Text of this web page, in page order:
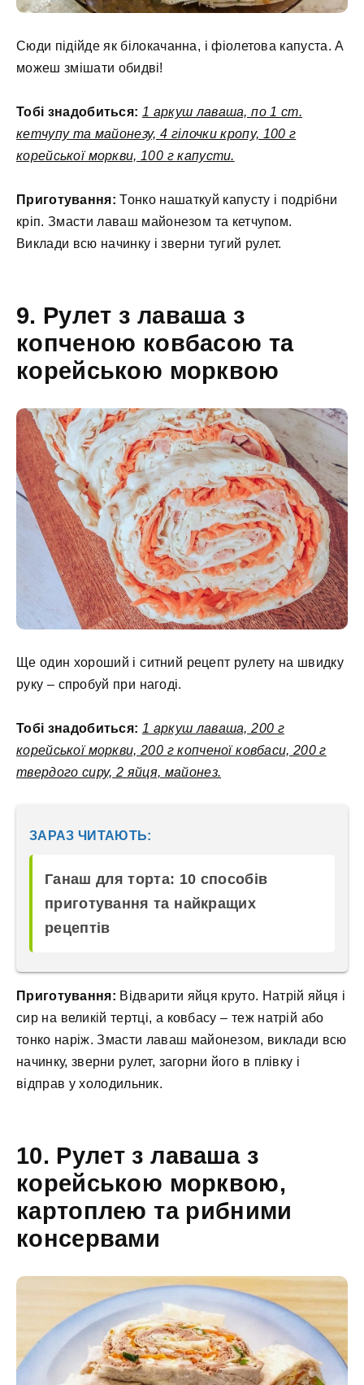
Сюди підійде як білокачанна, і фіолетова капуста. А
можеш змішати обидві!
Тобі знадобиться: 1 аркуш лаваша, по 1 ст.
кетчупу та майонезу, 4 гілочки кропу, 100 г
корейської моркви, 100 г капусти.
Приготування: Тонко нашаткуй капусту і подрібни
кріп. Змасти лаваш майонезом та кетчупом.
Виклади всю начинку і зверни тугий рулет.
9. Рулет з лаваша з
копченою ковбасою та
корейською морквою
Ще один хороший і ситний рецепт рулету на швидку
руку – спробуй при нагоді.
Тобі знадобиться: 1 аркуш лаваша, 200 г
корейської моркви, 200 г копченої ковбаси, 200 г
твердого сиру, 2 яйця, майонез.
ЗАРАЗ ЧИТАЮТЬ:
Ганаш для торта: 10 способів
приготування та найкращих
рецептів
Приготування: Відварити яйця круто. Натрій яйця і
сир на великій тертці, а ковбасу – теж натрій або
тонко наріж. Змасти лаваш майонезом, виклади всю
начинку, зверни рулет, загорни його в плівку і
відправ у холодильник.
10. Рулет з лаваша з
корейською морквою,
картоплею та рибними
консервами